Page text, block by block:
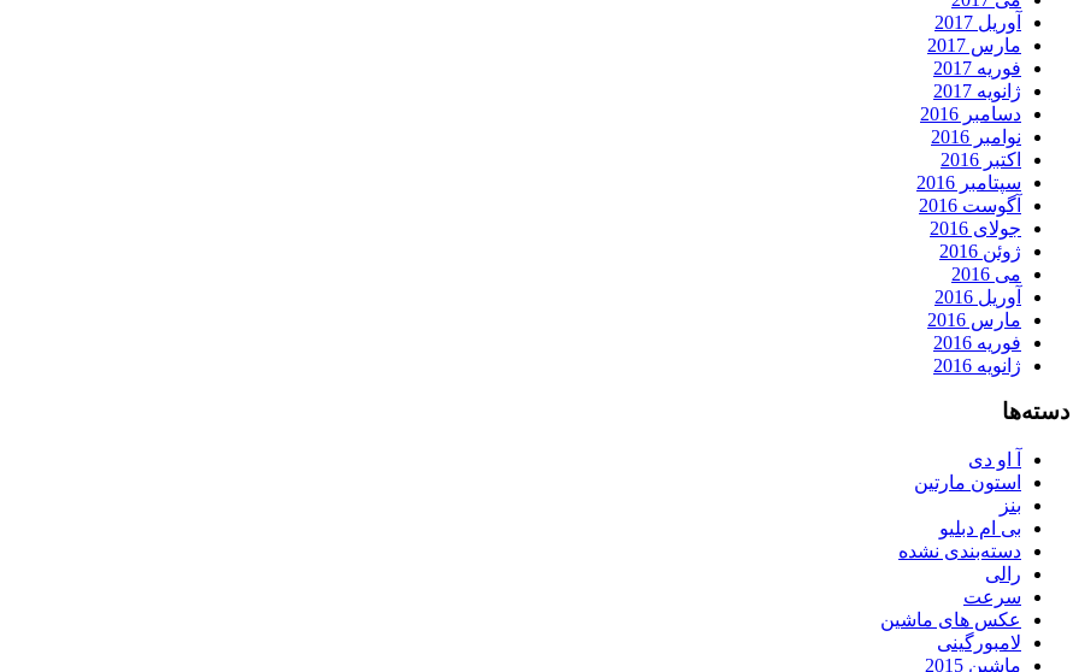
آوریل 2017
مارس 2017
فوریه 2017
ژانویه 2017
دسامبر 2016
نوامبر 2016
اکتبر 2016
سپتامبر 2016
آگوست 2016
جولای 2016
ژوئن 2016
می 2016
آوریل 2016
مارس 2016
فوریه 2016
ژانویه 2016
دسته‌ها
آ او دی
استون مارتین
بنز
بی ام دبلیو
دسته‌بندی نشده
رالی
سرعت
عکس های ماشین
لامبورگینی
ماشین 2015